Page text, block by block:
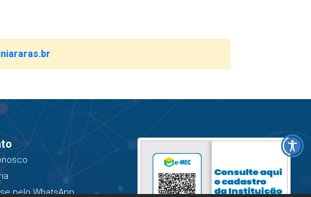
pelo WhatsApp